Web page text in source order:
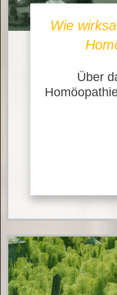
Wie
Über